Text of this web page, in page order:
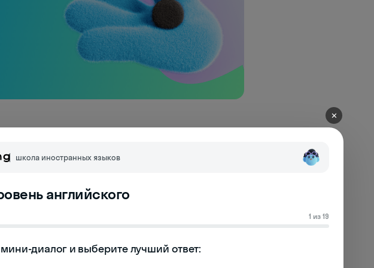
may I assist you? (Добрый день, городская
a dermatologist. (Здравствуйте, мне
and patient ID, please? (Конечно. Могу я узнать
✕
школа иностранных языков
английского
1 из 19
диалог и выберите лучший ответ: